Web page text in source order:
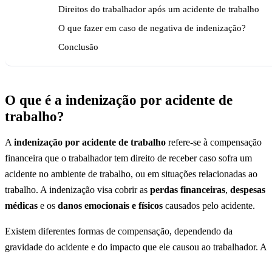
Direitos do trabalhador após um acidente de trabalho
O que fazer em caso de negativa de indenização?
Conclusão
O que é a indenização por acidente de
trabalho?
A indenização por acidente de trabalho refere-se à compensação
financeira que o trabalhador tem direito de receber caso sofra um
acidente no ambiente de trabalho, ou em situações relacionadas ao
trabalho. A indenização visa cobrir as perdas financeiras, despesas
médicas e os danos emocionais e físicos causados pelo acidente.
Existem diferentes formas de compensação, dependendo da
gravidade do acidente e do impacto que ele causou ao trabalhador. A